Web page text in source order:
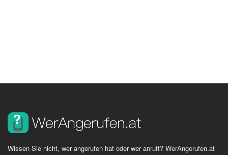
Wissen Sie nicht, wer angerufen hat oder wer anruft? WerAngerufen.at